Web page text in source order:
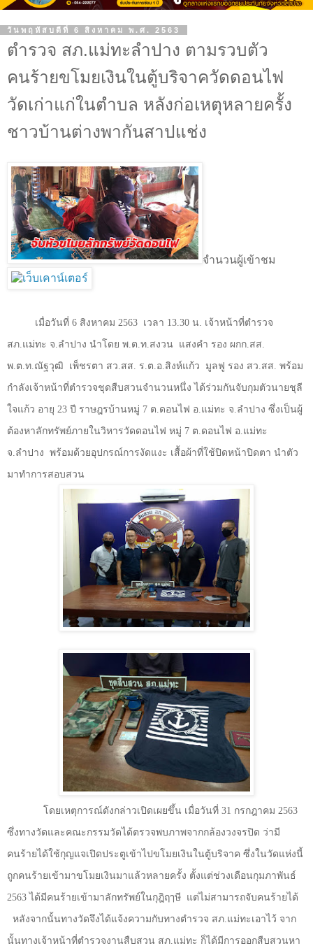
วันพฤหัสบดีที่ 6 สิงหาคม พ.ศ. 2563
ตำรวจ สภ.แม่ทะลำปาง ตามรวบตัว
คนร้ายขโมยเงินในตู้บริจาควัดดอนไฟ
วัดเก่าแก่ในตำบล หลังก่อเหตุหลายครั้ง
ชาวบ้านต่างพากันสาปแช่ง
จำนวนผู้เข้าชม
เมื่อวันที่ 6 สิงหาคม 2563 เวลา 13.30 น. เจ้าหน้าที่ตำรวจ
สภ.แม่ทะ จ.ลำปาง นำโดย พ.ต.ท.สงวน แสงคำ รอง ผกก.สส.
พ.ต.ท.ณัฐวุฒิ เพ็ชรตา สว.สส. ร.ต.อ.สิงห์แก้ว มูลฟู รอง สว.สส. พร้อม
กำลังเจ้าหน้าที่ตำรวจชุดสืบสวนจำนวนหนึ่ง ได้ร่วมกันจับกุมตัวนายชุลี
ใจแก้ว อายุ 23 ปี ราษฎรบ้านหมู่ 7 ต.ดอนไฟ อ.แม่ทะ จ.ลำปาง ซึ่งเป็นผู้
ต้องหาลักทรัพย์ภายในวิหารวัดดอนไฟ หมู่ 7 ต.ดอนไฟ อ.แม่ทะ
จ.ลำปาง พร้อมด้วยอุปกรณ์การงัดแงะ เสื้อผ้าที่ใช้ปิดหน้าปิดตา นำตัว
มาทำการสอบสวน
โดยเหตุการณ์ดังกล่าวเปิดเผยขึ้น เมื่อวันที่ 31 กรกฎาคม 2563
ซึ่งทางวัดและคณะกรรมวัดได้ตรวจพบภาพจากกล้องวงจรปิด ว่ามี
คนร้ายได้ใช้กุญแจเปิดประตูเข้าไปขโมยเงินในตู้บริจาค ซึ่งในวัดแห่งนี้
ถูกคนร้ายเข้ามาขโมยเงินมาแล้วหลายครั้ง ตั้งแต่ช่วงเดือนกุมภาพันธ์
2563 ได้มีคนร้ายเข้ามาลักทรัพย์ในกุฎิฤๅษี แต่ไม่สามารถจับคนร้ายได้
หลังจากนั้นทางวัดจึงได้แจ้งความกับทางตำรวจ สภ.แม่ทะเอาไว้ จาก
นั้นทางเจ้าหน้าที่ตำรวจงานสืบสวน สภ.แม่ทะ ก็ได้มีการออกสืบสวนหา